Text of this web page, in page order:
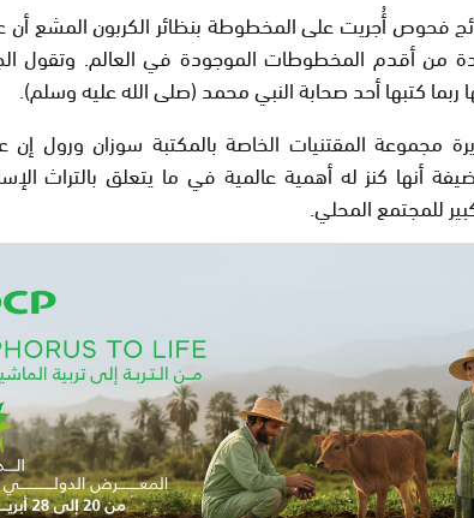
فحوص أُجريت على المخطوطة بنظائر الكربون المشع أن
من أقدم المخطوطات الموجودة في العالم. وتقول
ربما كتبها أحد صحابة النبي محمد (صلى الله عليه وسلم).
مجموعة المقتنيات الخاصة بالمكتبة سوزان ورول
أنها كنز له أهمية عالمية في ما يتعلق بالتراث
للمجتمع المحلي.